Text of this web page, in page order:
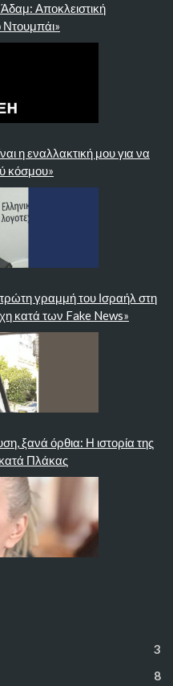
Αποκλειστική
Ντουμπάι»
η εναλλακτική μου για να
κόσμου»
γραμμή του Ισραήλ στη
κατά των Fake News»
ξανά όρθια: Η ιστορία της
Πλάκας
3
8